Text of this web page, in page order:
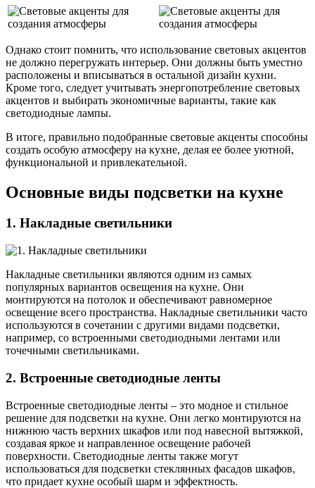
Однако стоит помнить, что использование световых акцентов
не должно перегружать интерьер. Они должны быть уместно
расположены и вписываться в остальной дизайн кухни.
Кроме того, следует учитывать энергопотребление световых
акцентов и выбирать экономичные варианты, такие как
светодиодные лампы.
В итоге, правильно подобранные световые акценты способны
создать особую атмосферу на кухне, делая ее более уютной,
функциональной и привлекательной.
Основные виды подсветки на кухне
1. Накладные светильники
Накладные светильники являются одним из самых
популярных вариантов освещения на кухне. Они
монтируются на потолок и обеспечивают равномерное
освещение всего пространства. Накладные светильники часто
используются в сочетании с другими видами подсветки,
например, со встроенными светодиодными лентами или
точечными светильниками.
2. Встроенные светодиодные ленты
Встроенные светодиодные ленты – это модное и стильное
решение для подсветки на кухне. Они легко монтируются на
нижнюю часть верхних шкафов или под навесной вытяжкой,
создавая яркое и направленное освещение рабочей
поверхности. Светодиодные ленты также могут
использоваться для подсветки стеклянных фасадов шкафов,
что придает кухне особый шарм и эффектность.